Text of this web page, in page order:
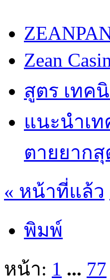
Zean
สูตร เทค
แนะนำเ
ตายยากสุ
« หน้าที่แล้ว
พิมพ์
หน้า: 1 ... 77